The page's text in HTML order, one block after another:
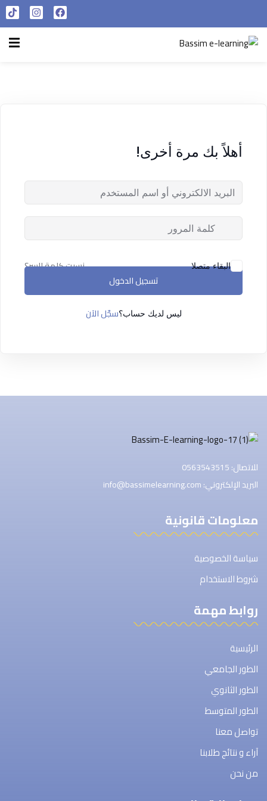
من نحن
أهلاً بك مرة أخرى!
البقاء متصلا
نسيت كلمة السر؟
تسجيل الدخول
ليس لديك حساب؟سجّل الآن
للاتصال: 0563543515
البريد الإلكتروني: info@bassimelearning.com
معلومات قانونية
سياسة الخصوصية
شروط الاستخدام
روابط مهمة
الرئيسية
الطور الجامعي
الطور الثانوي
الطور المتوسط
تواصل معنا
آراء و نتائج طلابنا
من نحن
تسجيل الدخول التسجيل الآن
تذكر لي فقدت كلمة المرور الخاصة بك ؟
التسجيل الآن
ليس لديك حساب ؟تسجيل الدخول